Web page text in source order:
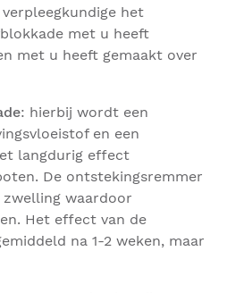
het
met u heeft
met u heeft gemaakt over
: hierbij wordt een
en een
langdurig effect
De ontstekingsremmer
waardoor
Het effect van de
na 1-2 weken, maar